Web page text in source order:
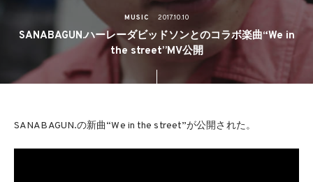
MUSIC 2017.10.10
SANABAGUN.ハーレーダビッドソンとのコラボ楽曲“We in
the street”MV公開
SANABAGUN.の新曲“We in the street”が公開された。